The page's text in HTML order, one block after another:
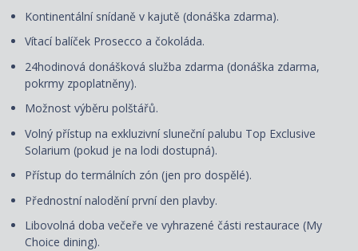
Kontinentální snídaně v kajutě (donáška zdarma).
Vítací balíček Prosecco a čokoláda.
24hodinová donášková služba zdarma (donáška zdarma,
pokrmy zpoplatněny).
Možnost výběru polštářů.
Volný přístup na exkluzivní sluneční palubu Top Exclusive
Solarium (pokud je na lodi dostupná).
Přístup do termálních zón (jen pro dospělé).
Přednostní nalodění první den plavby.
Libovolná doba večeře ve vyhrazené části restaurace (My
Choice dining).